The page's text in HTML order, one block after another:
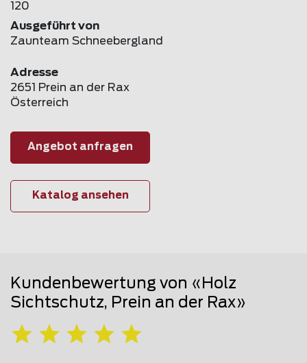
120
Ausgeführt von
Zaunteam Schneebergland
Adresse
2651 Prein an der Rax
Österreich
Angebot anfragen
Katalog ansehen
Kundenbewertung von «Holz
Sichtschutz, Prein an der Rax»